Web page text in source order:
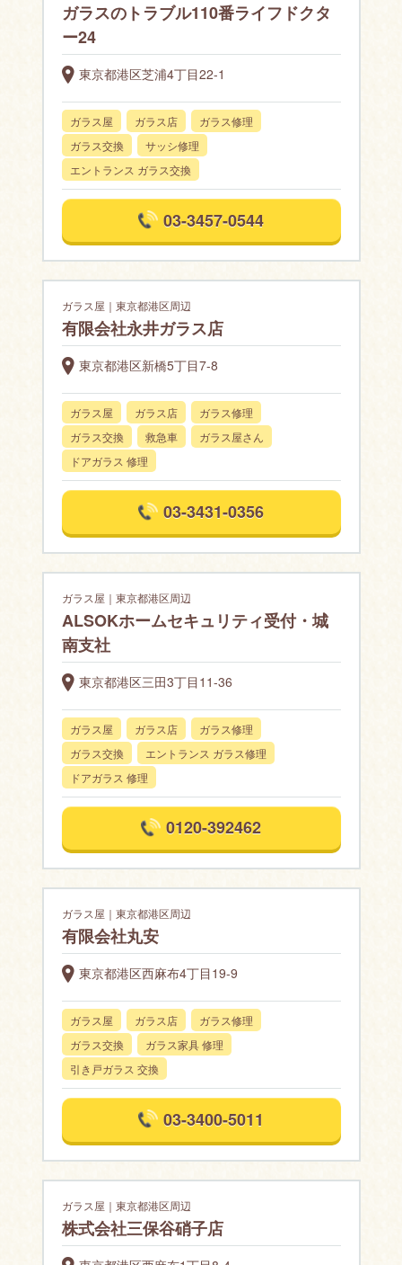
ガラスのトラブル110番ライフドクタ
ー24
東京都港区芝浦4丁目22-1
ガラス屋 ガラス店
ガラス修理
ガラス交換
サッシ修理
エントランス ガラス交換
03-3457-0544
ガラス屋｜東京都港区周辺
有限会社永井ガラス店
東京都港区新橋5丁目7-8
ガラス屋 ガラス店
ガラス修理
ガラス交換
救急車
ガラス屋さん
ドアガラス 修理
03-3431-0356
ガラス屋｜東京都港区周辺
ALSOKホームセキュリティ受付・城
南支社
東京都港区三田3丁目11-36
ガラス屋 ガラス店
ガラス修理
ガラス交換
エントランス ガラス修理
ドアガラス 修理
0120-392462
ガラス屋｜東京都港区周辺
有限会社丸安
東京都港区西麻布4丁目19-9
ガラス屋 ガラス店
ガラス修理
ガラス交換
ガラス家具 修理
引き戸ガラス 交換
03-3400-5011
ガラス屋｜東京都港区周辺
株式会社三保谷硝子店